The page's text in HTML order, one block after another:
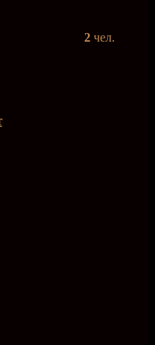
2 чел.